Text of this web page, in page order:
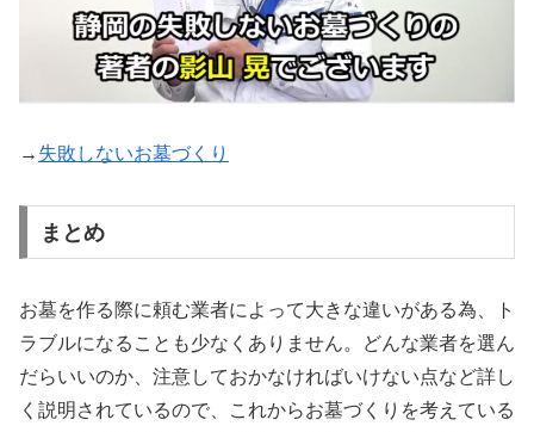
→ 失敗しないお墓づくり
まとめ
お墓を作る際に頼む業者によって大きな違いがある為、ト
ラブルになることも少なくありません。どんな業者を選ん
だらいいのか、注意しておかなければいけない点など詳し
く説明されているので、これからお墓づくりを考えている